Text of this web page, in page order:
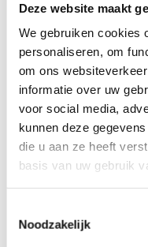
Deze website maakt
We gebruiken cookies
personaliseren, om
om ons
informatie over uw
voor social media,
kunnen deze
die u aan ze heeft
basis van uw gebruik
Noodzakelijk
Ook interessant